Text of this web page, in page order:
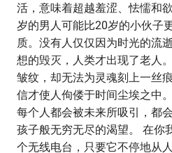
活，意味着超越羞涩、怯懦和
岁的男人可能比20岁的小伙子
质。没有人仅仅因为时光的流
想的毁灭，人类才出现了老人
皱纹，却无法为灵魂刻上一丝
信才使人佝偻于时间尘埃之中
每个人都会被未来所吸引，都
孩子般无穷无尽的渴望。 在你
个无线电台，只要它不停地从